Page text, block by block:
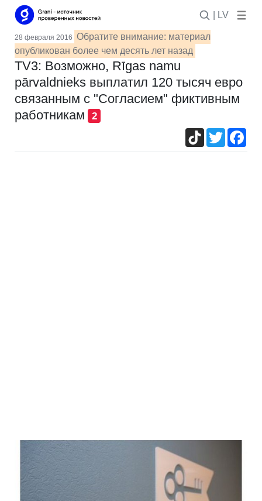
| LV
28 февраля 2016 Обратите внимание: материал
опубликован более чем десять лет назад
TV3: Возможно, Rīgas namu
pārvaldnieks выплатил 120 тысяч евро
связанным с "Согласием" фиктивным
работникам
2
TikTokTwitter